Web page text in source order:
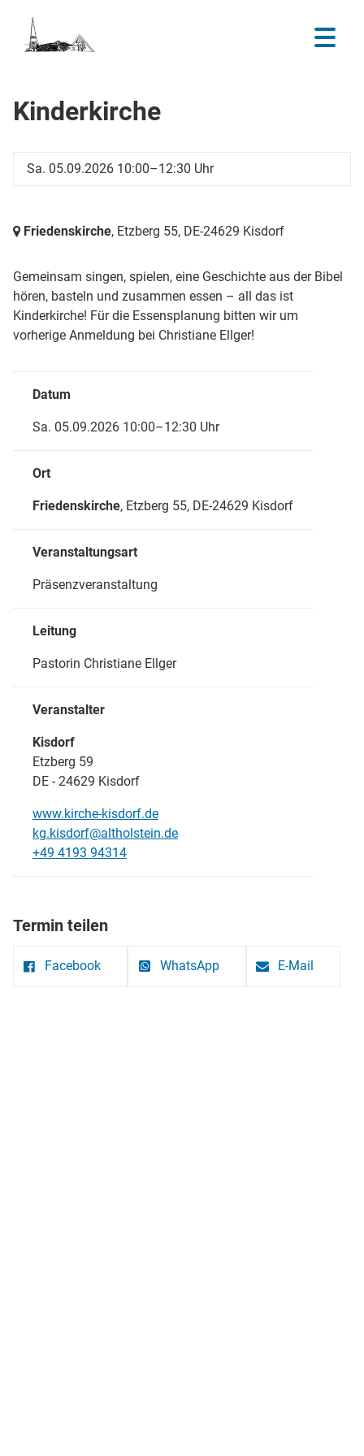
Kinderkirche
Sa. 05.09.2026 10:00–12:30 Uhr
Friedenskirche, Etzberg 55, DE-24629 Kisdorf
Gemeinsam singen, spielen, eine Geschichte aus der Bibel
hören, basteln und zusammen essen – all das ist
Kinderkirche! Für die Essensplanung bitten wir um
vorherige Anmeldung bei Christiane Ellger!
Datum
Sa. 05.09.2026 10:00–12:30 Uhr
Ort
Friedenskirche, Etzberg 55, DE-24629 Kisdorf
Veranstaltungsart
Präsenzveranstaltung
Leitung
Pastorin Christiane Ellger
Veranstalter
Kisdorf
Etzberg 59
DE - 24629 Kisdorf
www.kirche-kisdorf.de
kg.kisdorf@altholstein.de
+49 4193 94314
Termin teilen
Facebook WhatsApp E-Mail